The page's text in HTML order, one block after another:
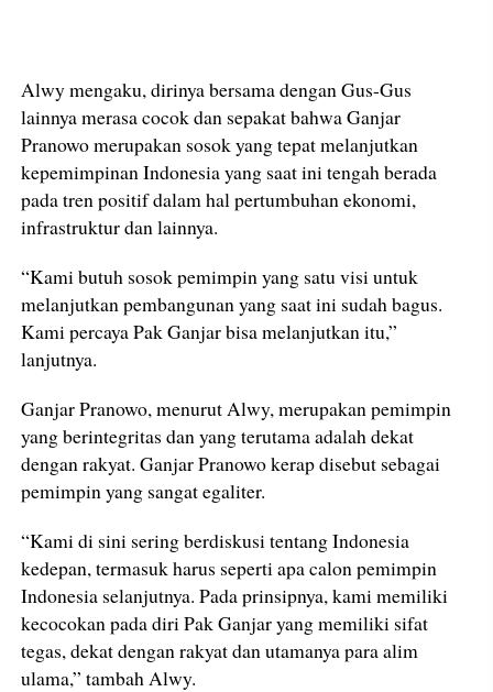
Alwy mengaku, dirinya bersama dengan Gus-Gus
lainnya merasa cocok dan sepakat bahwa Ganjar
Pranowo merupakan sosok yang tepat melanjutkan
kepemimpinan Indonesia yang saat ini tengah berada
pada tren positif dalam hal pertumbuhan ekonomi,
infrastruktur dan lainnya.
“Kami butuh sosok pemimpin yang satu visi untuk
melanjutkan pembangunan yang saat ini sudah bagus.
Kami percaya Pak Ganjar bisa melanjutkan itu,”
lanjutnya.
Ganjar Pranowo, menurut Alwy, merupakan pemimpin
yang berintegritas dan yang terutama adalah dekat
dengan rakyat. Ganjar Pranowo kerap disebut sebagai
pemimpin yang sangat egaliter.
“Kami di sini sering berdiskusi tentang Indonesia
kedepan, termasuk harus seperti apa calon pemimpin
Indonesia selanjutnya. Pada prinsipnya, kami memiliki
kecocokan pada diri Pak Ganjar yang memiliki sifat
tegas, dekat dengan rakyat dan utamanya para alim
ulama,” tambah Alwy.